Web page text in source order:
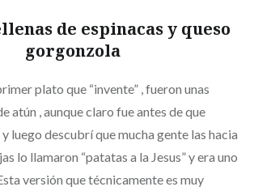
de espinacas y queso
gorgonzola
plato que “invente” , fueron unas
atún , aunque claro fue antes de que
luego descubrí que mucha gente las hacia
lo llamaron “patatas a la Jesus” y era uno
versión que técnicamente es muy